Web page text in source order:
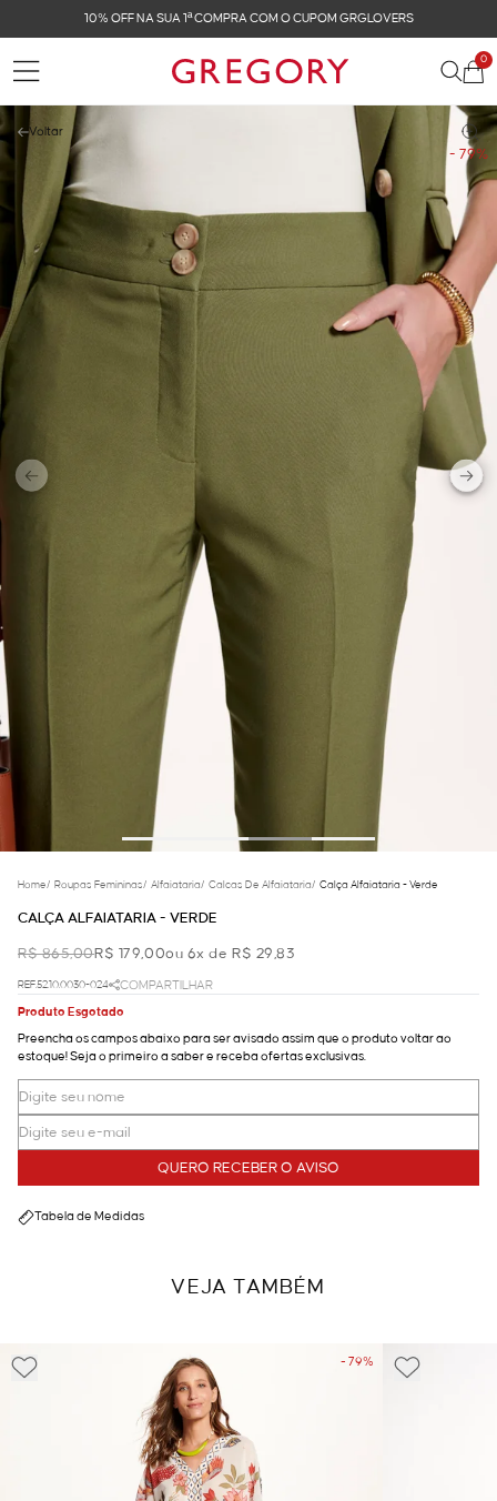
10% OFF NA SUA 1ª COMPRA COM O CUPOM GRGLOVERS
0
- 79%
Voltar
Home/ Roupas Femininas/ Alfaiataria/ Calcas De Alfaiataria/ Calça Alfaiataria - Verde
CALÇA ALFAIATARIA - VERDE
R$ 865,00R$ 179,00ou 6x de R$ 29,83
REF.52.10.0030-024
COMPARTILHAR
Produto Esgotado
Preencha os campos abaixo para ser avisado assim que o produto voltar ao
estoque! Seja o primeiro a saber e receba ofertas exclusivas.
QUERO RECEBER O AVISO
Tabela de Medidas
VEJA TAMBÉM
- 79%